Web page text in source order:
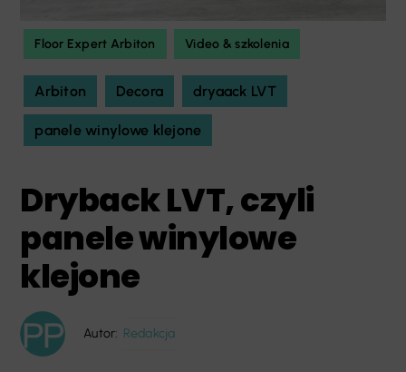
Floor Expert Arbiton Video & szkolenia
Arbiton Decora dryaack LVT
panele winylowe klejone
Dryback LVT, czyli
panele winylowe
klejone
Autor: Redakcja